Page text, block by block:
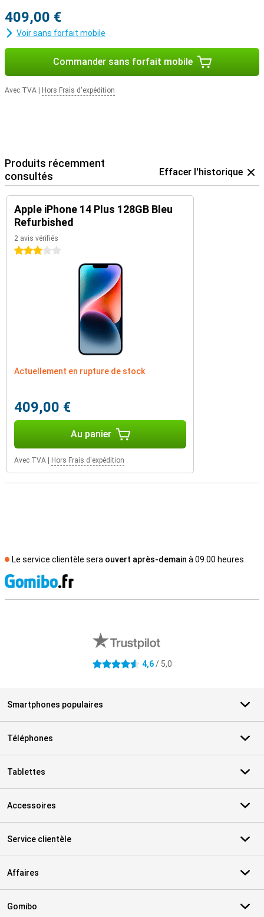
409,00 €
Voir sans forfait mobile
Commander sans forfait mobile
Avec TVA Hors Frais d'expédition
Produits récemment
consultés
Effacer l'historique
Apple iPhone 14 Plus 128GB Bleu
Refurbished
2 avis vérifiés
3 étoiles
Actuellement en rupture de stock
409,00 €
Au panier
Avec TVA Hors Frais d'expédition
Le service clientèle sera ouvert après-demain à 09.00 heures
4.6 étoiles 4,6/ 5,0
Smartphones populaires
Téléphones
Tablettes
Accessoires
Service clientèle
Affaires
Gomibo